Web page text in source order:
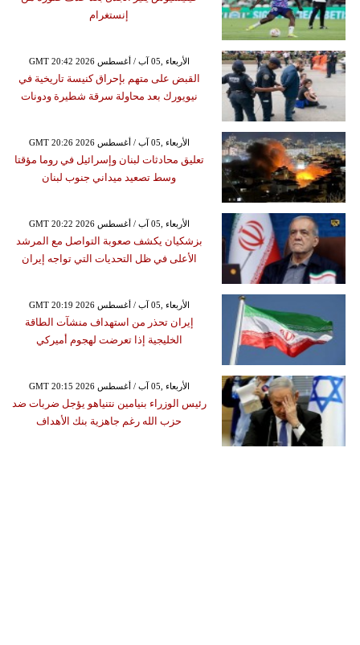
إنستغرام
GMT 20:42 2026 الأربعاء ,05 آب / أغسطس
القبض على متهم بإحراق كنيسة تاريخية في
نيويورك بعد محاولة سرقة شطيرة ودونات
GMT 20:26 2026 الأربعاء ,05 آب / أغسطس
تعليق محادثات لبنان وإسرائيل في روما مؤقتا
وسط تصعيد ميداني جنوب لبنان
GMT 20:22 2026 الأربعاء ,05 آب / أغسطس
بزشكيان يكشف صعوبة التواصل مع المرشد
الأعلى في ظل التحديات التي تواجه إيران
GMT 20:19 2026 الأربعاء ,05 آب / أغسطس
إيران تحذر من استهداف منشآت الطاقة
الخليجية إذا تعرضت لهجوم أميركي
GMT 20:15 2026 الأربعاء ,05 آب / أغسطس
رئيس الوزراء بنيامين نتنياهو يؤجل ضربات ضد
حزب الله رغم جاهزية بنك الأهداف